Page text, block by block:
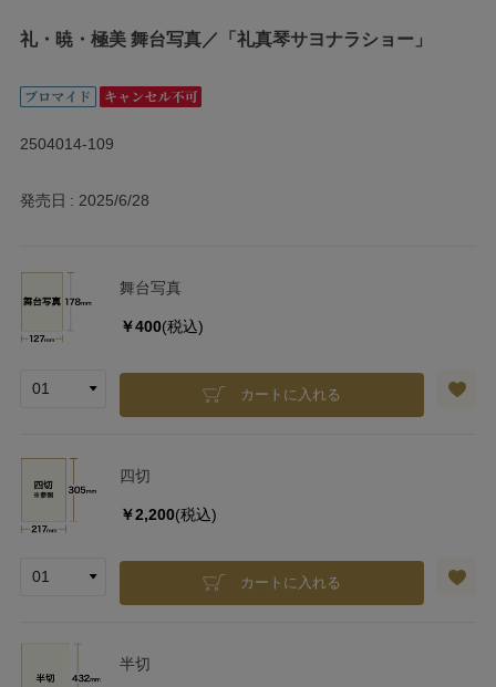
礼・暁・極美 舞台写真／「礼真琴サヨナラショー」
2504014-109
発売日 2025/6/28
舞台写真
￥400(税込)
カートに入れる
四切
￥2,200(税込)
カートに入れる
半切